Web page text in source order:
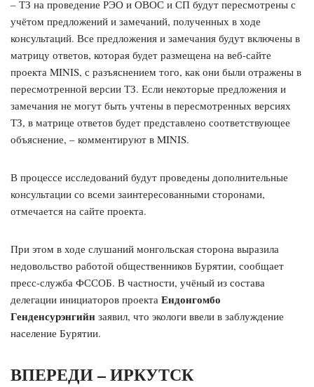
– ТЗ на проведение РЭО и ОВОС и СП будут пересмотрены с
учётом предложений и замечаний, полученных в ходе
консультаций. Все предложения и замечания будут включены в
матрицу ответов, которая будет размещена на веб-сайте
проекта MINIS, с разъяснением того, как они были отражены в
пересмотренной версии ТЗ. Если некоторые предложения и
замечания не могут быть учтены в пересмотренных версиях
ТЗ, в матрице ответов будет представлено соответствующее
объяснение, – комментируют в MINIS.
В процессе исследований будут проведены дополнительные
консультации со всеми заинтересованными сторонами,
отмечается на сайте проекта.
При этом в ходе слушаний монгольская сторона выразила
недовольство работой общественников Бурятии, сообщает
пресс-служба ФССОБ. В частности, учёный из состава
делегации инициаторов проекта Ендонгомбо
Генденсурэнгийн заявил, что экологи ввели в заблуждение
население Бурятии.
ВПЕРЕДИ – ИРКУТСК